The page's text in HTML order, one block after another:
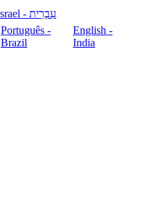
עִבְרִית - Israel
Português -
Brazil
English -
India